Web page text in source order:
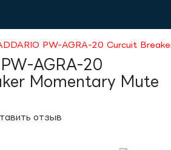
PW-AGRA-20 Curcuit
AGRA-20
Momentary Mute
отзыв